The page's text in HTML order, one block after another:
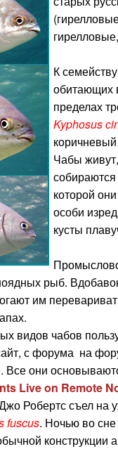
К
обитающих
пределах
Kyphosus
Чабы
которой
особи
кусты
рыб.
им
видов чабов
с форума на
они
Live on Remote
Робертс съел на
fuscus. Ночью во